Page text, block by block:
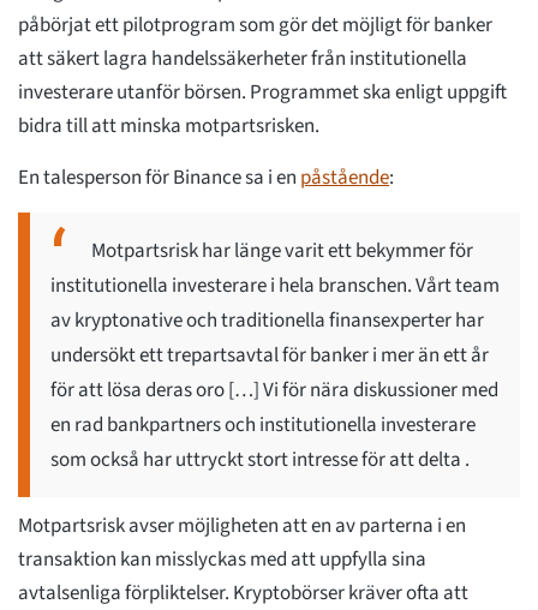
påbörjat ett pilotprogram som gör det möjligt för banker
att säkert lagra handelssäkerheter från institutionella
investerare utanför börsen. Programmet ska enligt uppgift
bidra till att minska motpartsrisken.
En talesperson för Binance sa i en påstående:
Motpartsrisk har länge varit ett bekymmer för
institutionella investerare i hela branschen. Vårt team
av kryptonative och traditionella finansexperter har
undersökt ett trepartsavtal för banker i mer än ett år
för att lösa deras oro […] Vi för nära diskussioner med
en rad bankpartners och institutionella investerare
som också har uttryckt stort intresse för att delta .
Motpartsrisk avser möjligheten att en av parterna i en
transaktion kan misslyckas med att uppfylla sina
avtalsenliga förpliktelser. Kryptobörser kräver ofta att